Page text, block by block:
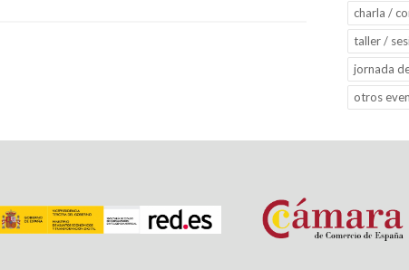
charla /
taller /
jornada
otros